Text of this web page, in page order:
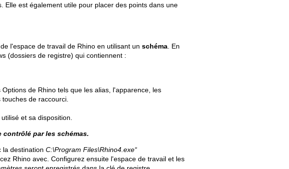
Elle est également utile pour placer des points dans une
l'espace de travail de Rhino en utilisant un schéma . En
(dossiers de registre) qui contiennent :
de Rhino tels que les alias, l'apparence, les
de raccourci.
et sa disposition.
contrôlé par les schémas.
la destination C:\Program Files\Rhino4.exe“
Rhino avec. Configurez ensuite l'espace de travail et les